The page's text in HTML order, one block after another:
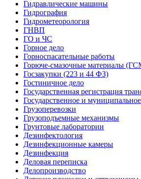
Гидравлические машины
Гидрография
Гидрометеорология
ГНВП
ГО и ЧС
Горное дело
Горноспасательные работы
Горюче-смазочные материалы
Госзакупки (223 и 44 ФЗ)
Гостиничное дело
Государственная регистрация
Государственное и
Грузоперевозки
Грузоподъемные механизмы
Грунтовые лаборатории
Дезинфектология
Дезинфекционные камеры
Дезинфекция
Деловая переписка
Делопроизводство